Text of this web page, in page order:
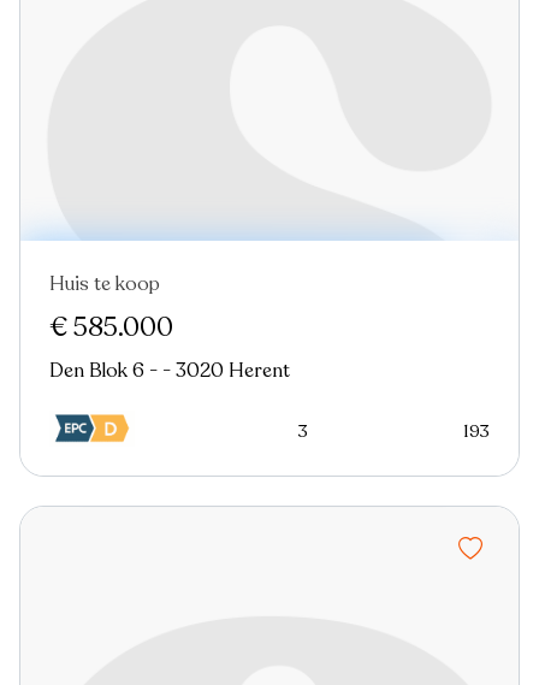
Nieuw
Huis te koop
€ 585.000
Den Blok 6 - - 3020 Herent
3 193